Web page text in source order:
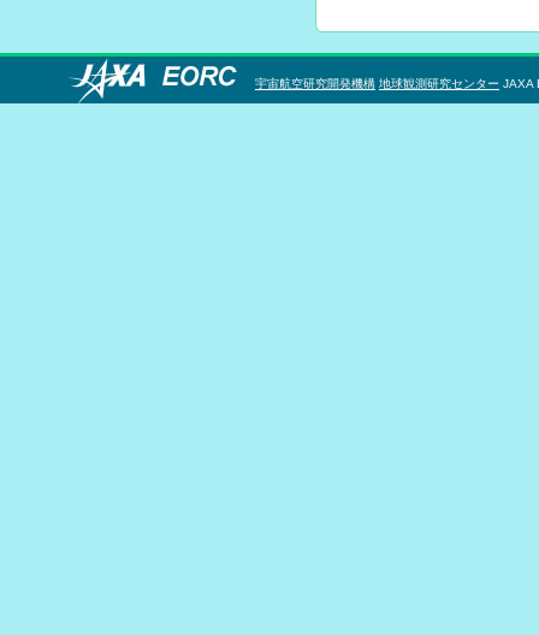
宇宙航空研究開発機構 地球観測研究センター JAXA